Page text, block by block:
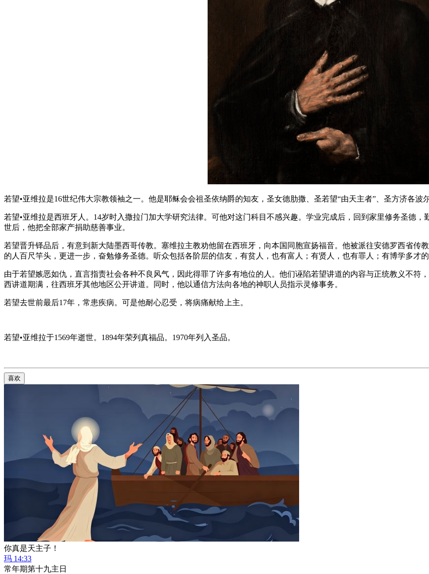
若望•亚维拉是16世纪伟大宗教领袖之一。他是耶稣会会祖圣依纳爵的知友，圣女德肋撒、圣若望“由天主者”、圣方济各波
若望•亚维拉是西班牙人。14岁时入撒拉门加大学研究法律。可他对这门科目不感兴趣。学业完成后，回到家里修务圣德
世后，他把全部家产捐助慈善事业。
若望晋升铎品后，有意到新大陆墨西哥传教。塞维拉主教劝他留在西班牙，向本国同胞宣扬福音。他被派往安德罗西省传
的人百尺竿头，更进一步，奋勉修务圣德。听众包括各阶层的信友，有贫人，也有富人；有贤人，也有罪人；有博学多才的
由于若望嫉恶如仇，直言指责社会各种不良风气，因此得罪了许多有地位的人。他们诬陷若望讲道的内容与正统教义不符
西讲道期满，往西班牙其他地区公开讲道。同时，他以通信方法向各地的神职人员指示灵修事务。
若望去世前最后17年，常患疾病。可是他耐心忍受，将病痛献给上主。
若望•亚维拉于1569年逝世。1894年荣列真福品。1970年列入圣品。
喜欢
你真是天主子！
玛 14:33
常年期第十九主日